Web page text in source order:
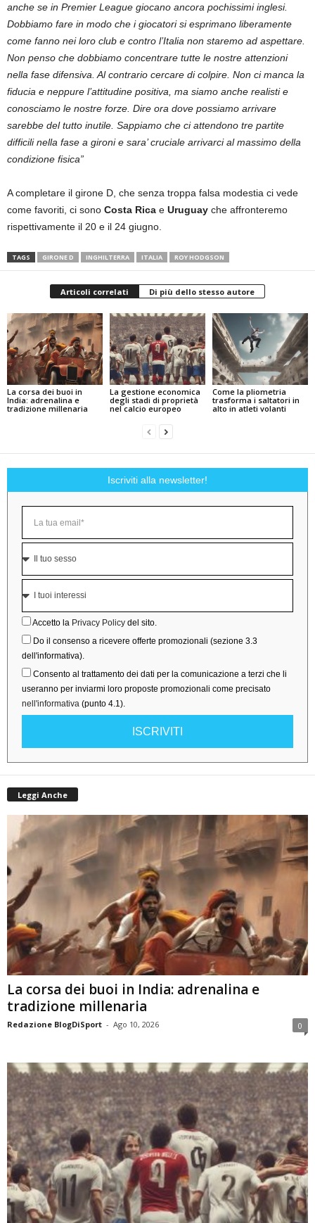
anche se in Premier League giocano ancora pochissimi inglesi.
Dobbiamo fare in modo che i giocatori si esprimano liberamente
come fanno nei loro club e contro l’Italia non staremo ad aspettare.
Non penso che dobbiamo concentrare tutte le nostre attenzioni
nella fase difensiva. Al contrario cercare di colpire. Non ci manca la
fiducia e neppure l’attitudine positiva, ma siamo anche realisti e
conosciamo le nostre forze. Dire ora dove possiamo arrivare
sarebbe del tutto inutile. Sappiamo che ci attendono tre partite
difficili nella fase a gironi e sara’ cruciale arrivarci al massimo della
condizione fisica”
A completare il girone D, che senza troppa falsa modestia ci vede
come favoriti, ci sono Costa Rica e Uruguay che affronteremo
rispettivamente il 20 e il 24 giugno.
TAGS GIRONE D INGHILTERRA ITALIA ROY HODGSON
Articoli correlati Di più dello stesso autore
La corsa dei buoi in
India: adrenalina e
tradizione millenaria
La gestione economica
degli stadi di proprietà
nel calcio europeo
Come la pliometria
trasforma i saltatori in
alto in atleti volanti
Iscriviti alla newsletter!
Accetto la Privacy Policy del sito.
Do il consenso a ricevere offerte promozionali (sezione 3.3
dell'informativa).
Consento al trattamento dei dati per la comunicazione a terzi che li
useranno per inviarmi loro proposte promozionali come precisato
nell'informativa (punto 4.1).
ISCRIVITI
Leggi Anche
La corsa dei buoi in India: adrenalina e
tradizione millenaria
Redazione BlogDiSport - Ago 10, 2026 0